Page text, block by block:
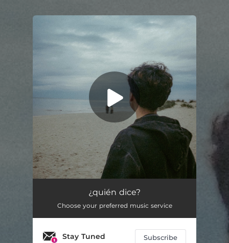
You're all set!
¿quién dice?
Choose your preferred music service
Stay Tuned Subscribe